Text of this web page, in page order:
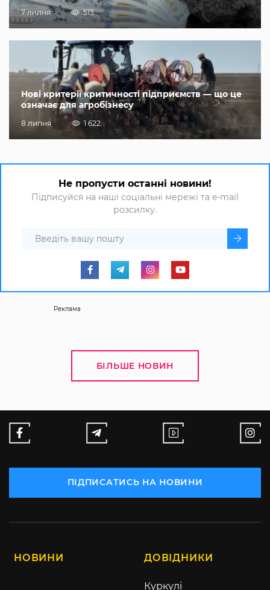
7 липня 513
Нові критерії критичності підприємств — що це
означає для агробізнесу
8 липня 1 622
Не пропусти останні новини!
Підписуйся на наші соціальні мережі та e-mail
розсилку.
Реклама
БІЛЬШЕ НОВИН
ПІДПИСАТИСЬ НА НОВИНИ
НОВИНИ ДОВІДНИКИ
Куркулі